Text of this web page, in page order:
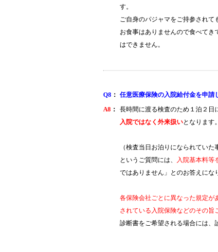
す。
ご自身のパジャマをご持参されて
お食事はありませんので食べて
はできません。
Q8 ： 任意医療保険の入院給付金を申請
A8 ：
長時間に渡る検査のため１泊２日
入院ではなく外来扱いとなります
（検査当日お泊りになられてい
というご質問には、
入院基本料等
ではありません」とのお答えにな
各保険会社ごとに異なった規定が
されている入院保険などのその旨
診断書をご希望される場合には、